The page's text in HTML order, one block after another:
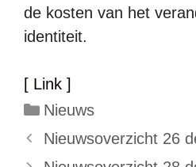
de kosten van het
identiteit.
[ Link ]
Categorieën
Nieuws
Nieuwsoverzicht 26